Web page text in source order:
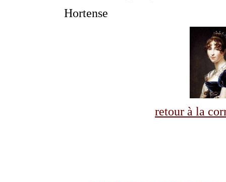
Hortense
retour à la